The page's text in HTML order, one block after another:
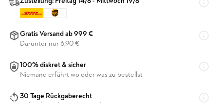
Gratis Versand ab 999 €
Darunter nur 6,90 €
100% diskret & sicher
Niemand erfährt wo oder was zu bestellst
30 Tage Rückgaberecht